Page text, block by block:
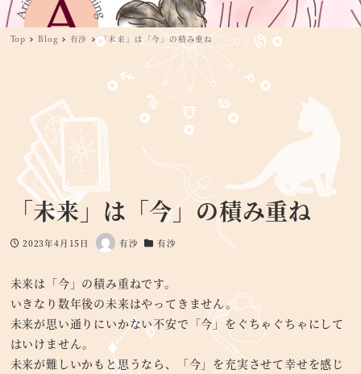
Top Blog 有沙 「未来」は「今」の積み重ね
「未来」は「今」の積み重ね
投稿日
2023年4月15日
著
有沙
カテゴリー
有沙
未来は「今」の積み重ねです。
いきなり数年後の未来はやってきません。
未来が思い通りにいかない不安で「今」をぐちゃぐちゃにして
はいけません。
未来が難しいかもと思うなら、「今」を充実させて幸せを感じ